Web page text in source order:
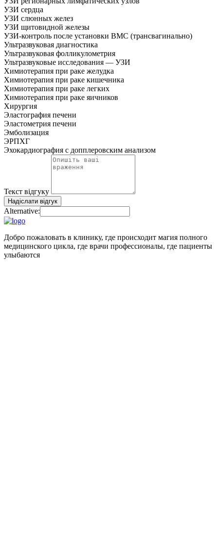
УЗИ сердца
УЗИ слюнных желез
УЗИ щитовидной железы
УЗИ-контроль после установки ВМС (трансвагинально)
Ультразвуковая диагностика
Ультразвуковая фолликулометрия
Ультразвуковые исследования — УЗИ
Химиотерапия при раке желудка
Химиотерапия при раке кишечника
Химиотерапия при раке легких
Химиотерапия при раке яичников
Хирургия
Эластография печени
Эластометрия печени
Эмболизация
ЭРПХГ
Эхокардиография с допплеровским анализом
Текст відгуку
Надіслати відгук
Alternative:
Добро пожаловать в клинику, где происходит магия полного
медицинского цикла, где врачи профессионалы, где пациенты
улыбаются